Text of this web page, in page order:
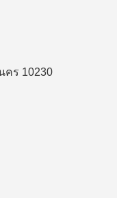
คร 10230